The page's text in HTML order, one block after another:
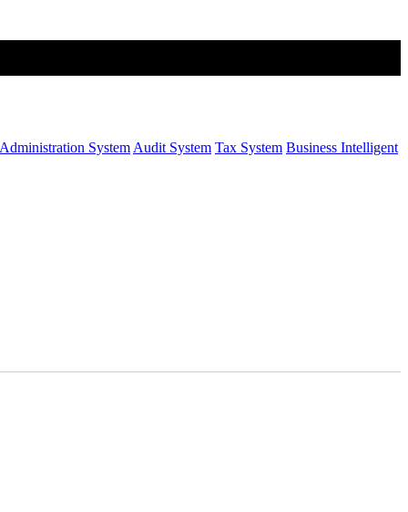
System Audit System Tax System Business Intelligent